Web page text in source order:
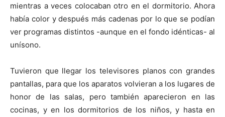
mientras a veces colocaban otro en el dormitorio. Ahora
había color y después más cadenas por lo que se podían
ver programas distintos -aunque en el fondo idénticas- al
unísono.
Tuvieron que llegar los televisores planos con grandes
pantallas, para que los aparatos volvieran a los lugares de
honor de las salas, pero también aparecieron en las
cocinas, y en los dormitorios de los niños, y hasta en